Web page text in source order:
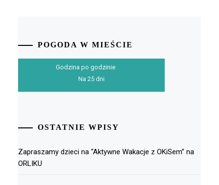
POGODA W MIEŚCIE
Godzina po godzinie
Na 25 dni
OSTATNIE WPISY
Zapraszamy dzieci na “Aktywne Wakacje z OKiSem” na
ORLIKU